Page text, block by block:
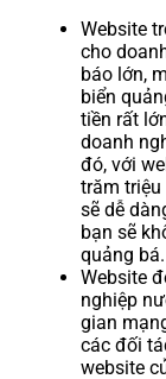
Website
cho
báo lớn,
biển
tiền rất
doanh
đó, với
trăm triệu
sẽ dễ
bạn sẽ
quảng bá.
Website
nghiệp
gian
các đối
website